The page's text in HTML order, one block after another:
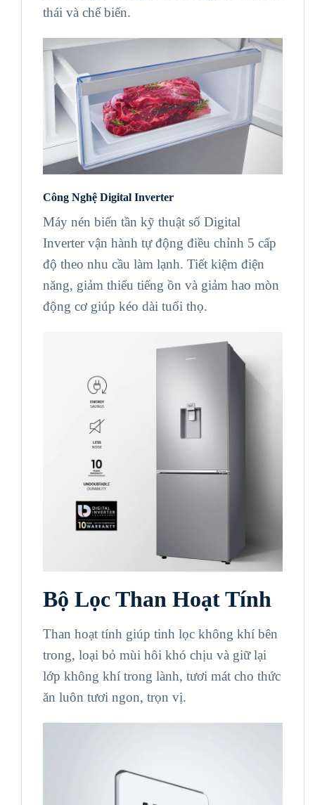
thái và chế biến.
Công Nghệ Digital Inverter
Máy nén biến tần kỹ thuật số Digital
Inverter vận hành tự động điều chỉnh 5 cấp
độ theo nhu cầu làm lạnh. Tiết kiệm điện
năng, giảm thiểu tiếng ồn và giảm hao mòn
động cơ giúp kéo dài tuổi thọ.
Bộ Lọc Than Hoạt Tính
Than hoạt tính giúp tinh lọc không khí bên
trong, loại bỏ mùi hôi khó chịu và giữ lại
lớp không khí trong lành, tươi mát cho thức
ăn luôn tươi ngon, trọn vị.